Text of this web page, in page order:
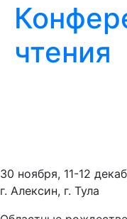
чтения
30 ноября, 11-12
г. Алексин, г. Тула